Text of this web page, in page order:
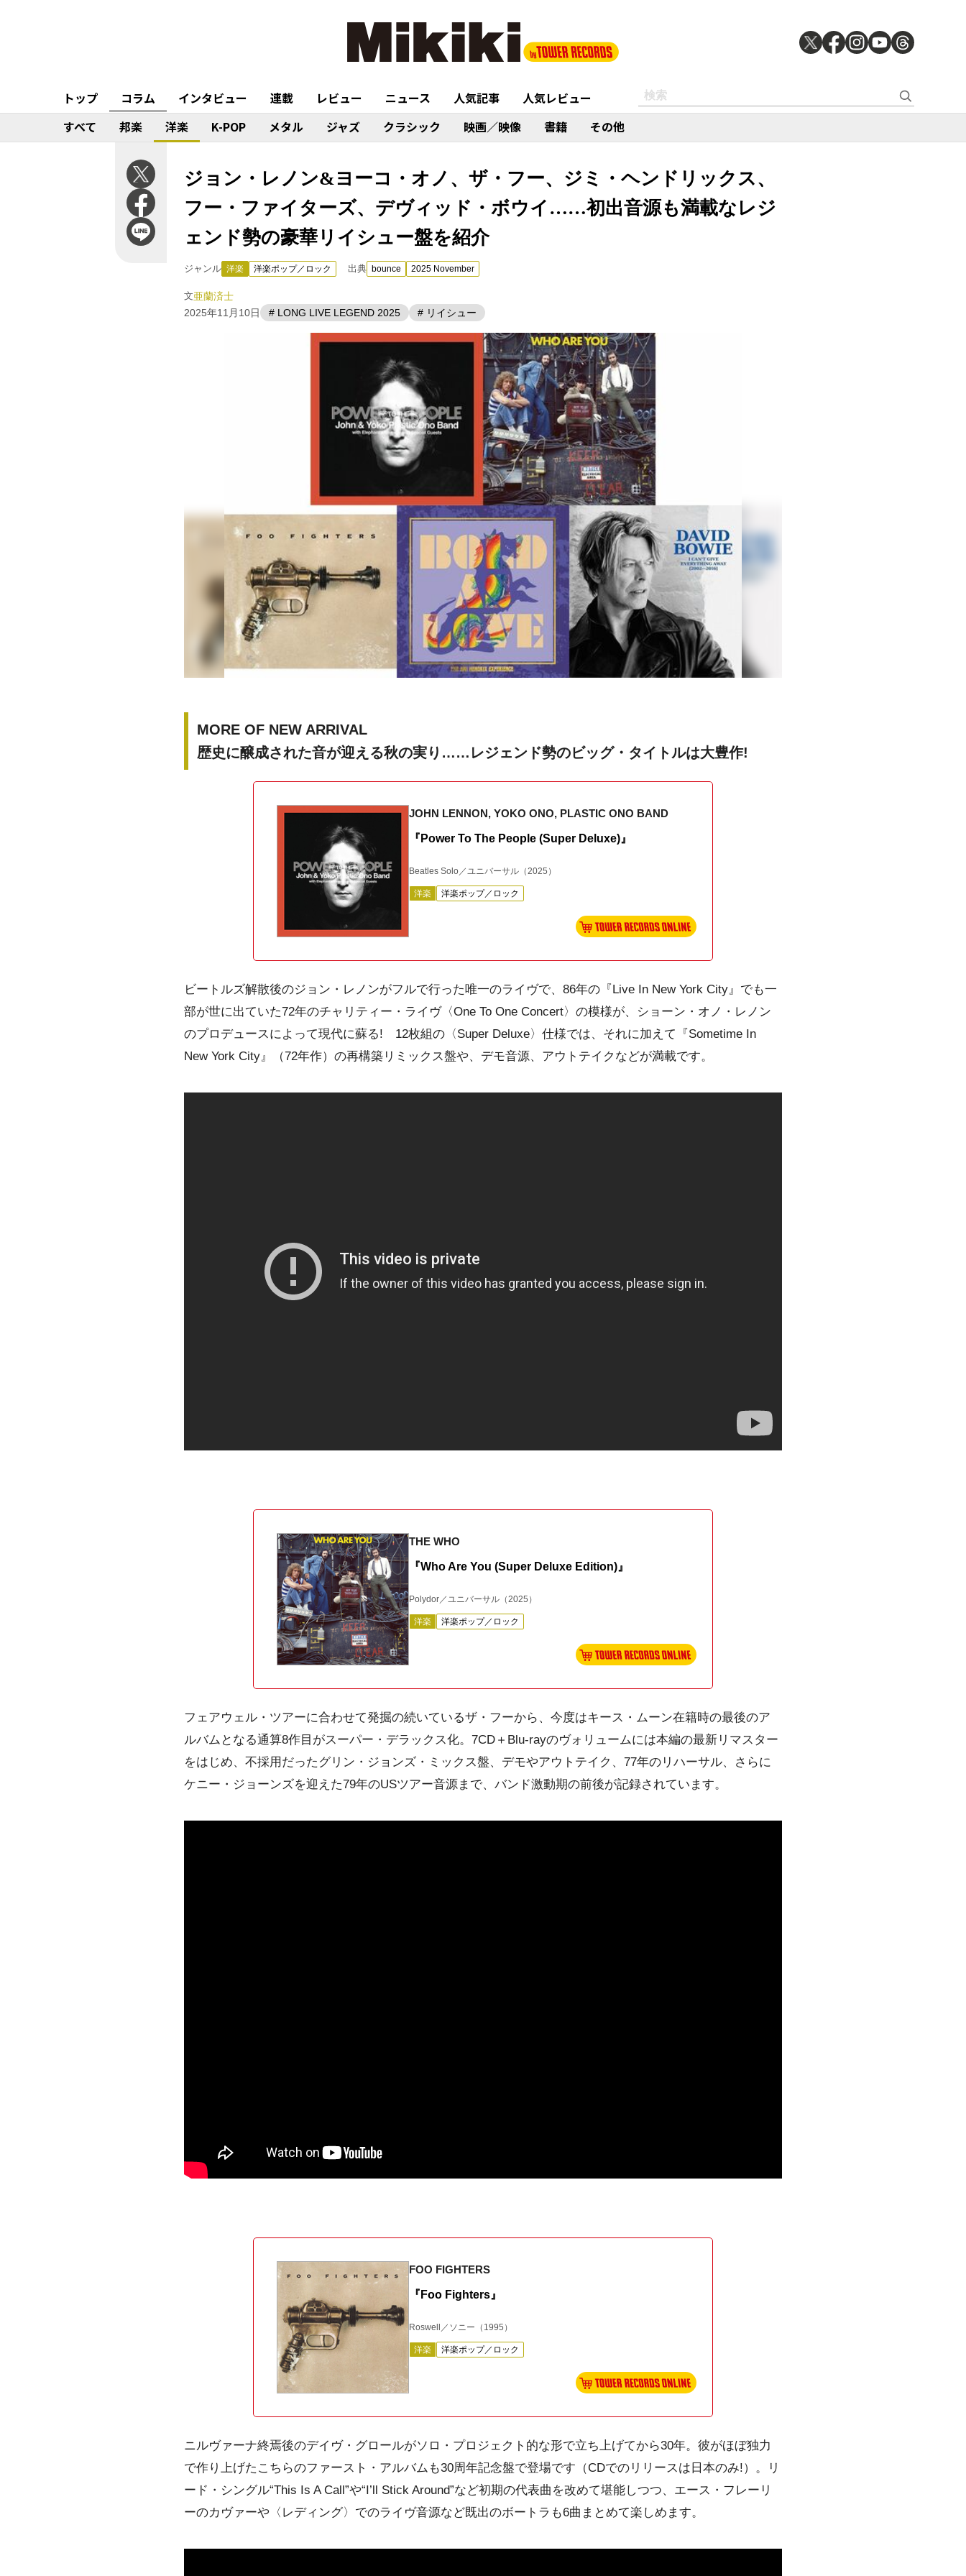
トップ コラム インタビュー 連載 レビュー ニュース 人気記事
人気レビュー
すべて
邦楽 洋楽 K-POP メタル ジャズ クラシック 映画／映像 書籍 その他
ジョン・レノン&ヨーコ・オノ、ザ・フー、ジミ・ヘンドリックス、
フー・ファイターズ、デヴィッド・ボウイ……初出音源も満載なレジ
ェンド勢の豪華リイシュー盤を紹介
ジャンル 洋楽 洋楽ポップ／ロック 出典 bounce 2025 November
文亜蘭済士
2025年11月10日
# LONG LIVE LEGEND 2025 # リイシュー
MORE OF NEW ARRIVAL
歴史に醸成された音が迎える秋の実り……レジェンド勢のビッグ・タイトルは大豊作!
JOHN LENNON, YOKO ONO, PLASTIC ONO BAND
『Power To The People (Super Deluxe)』
Beatles Solo／ユニバーサル （2025）
洋楽 洋楽ポップ／ロック
ビートルズ解散後のジョン・レノンがフルで行った唯一のライヴで、86年の『Live In New York City』でも一
部が世に出ていた72年のチャリティー・ライヴ〈One To One Concert〉の模様が、ショーン・オノ・レノン
のプロデュースによって現代に蘇る! 12枚組の〈Super Deluxe〉仕様では、それに加えて『Sometime In
New York City』（72年作）の再構築リミックス盤や、デモ音源、アウトテイクなどが満載です。
THE WHO
『Who Are You (Super Deluxe Edition)』
Polydor／ユニバーサル （2025）
洋楽 洋楽ポップ／ロック
フェアウェル・ツアーに合わせて発掘の続いているザ・フーから、今度はキース・ムーン在籍時の最後のア
ルバムとなる通算8作目がスーパー・デラックス化。7CD＋Blu-rayのヴォリュームには本編の最新リマスター
をはじめ、不採用だったグリン・ジョンズ・ミックス盤、デモやアウトテイク、77年のリハーサル、さらに
ケニー・ジョーンズを迎えた79年のUSツアー音源まで、バンド激動期の前後が記録されています。
FOO FIGHTERS
『Foo Fighters』
Roswell／ソニー （1995）
洋楽 洋楽ポップ／ロック
ニルヴァーナ終焉後のデイヴ・グロールがソロ・プロジェクト的な形で立ち上げてから30年。彼がほぼ独力
で作り上げたこちらのファースト・アルバムも30周年記念盤で登場です（CDでのリリースは日本のみ!）。リ
ード・シングル“This Is A Call”や“I’ll Stick Around”など初期の代表曲を改めて堪能しつつ、エース・フレーリ
ーのカヴァーや〈レディング〉でのライヴ音源など既出のボートラも6曲まとめて楽しめます。